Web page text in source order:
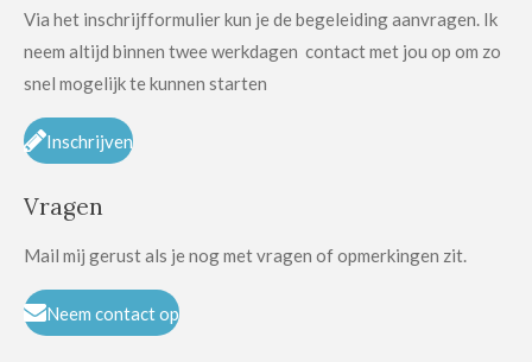
Via het inschrijfformulier kun je de begeleiding aanvragen. Ik
neem altijd binnen twee werkdagen contact met jou op om zo
snel mogelijk te kunnen starten
Inschrijven
Vragen
Mail mij gerust als je nog met vragen of opmerkingen zit.
Neem contact op